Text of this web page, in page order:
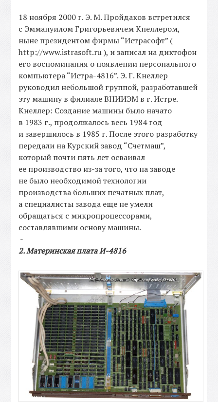
18 ноября 2000 г. Э. М. Пройдаков встретился
с Эммануилом Григорьевичем Кнеллером,
ныне президентом фирмы “Истрасофт” (
http://www.istrasoft.ru ), и записал на диктофон
его воспоминания о появлении персонального
компьютера “Истра-4816”. Э. Г. Кнеллер
руководил небольшой группой, разработавшей
эту машину в филиале ВНИИЭМ в г. Истре.
Кнеллер: Создание машины было начато
в 1983 г., продолжалось весь 1984 год
и завершилось в 1985 г. После этого разработку
передали на Курский завод “Счетмаш”,
который почти пять лет осваивал
ее производство из-за того, что на заводе
не было необходимой технологии
производства больших печатных плат,
а специалисты завода еще не умели
обращаться с микропроцессорами,
составлявшими основу машины.
-
2. Материнская плата И-4816